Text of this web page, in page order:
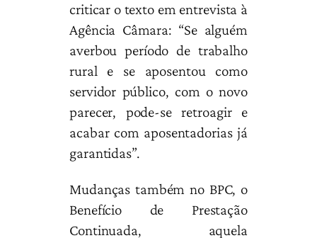
criticar o texto em entrevista à
Agência Câmara: “Se alguém
averbou período de trabalho
rural e se aposentou como
servidor público, com o novo
parecer, pode-se retroagir e
acabar com aposentadorias já
garantidas”.
Mudanças também no BPC, o
Benefício de Prestação
Continuada, aquela